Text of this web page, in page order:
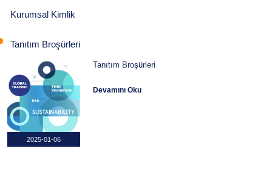
Kurumsal Kimlik
Tanıtım Broşürleri
2025-01-06
Tanıtım Broşürleri
Devamını Oku